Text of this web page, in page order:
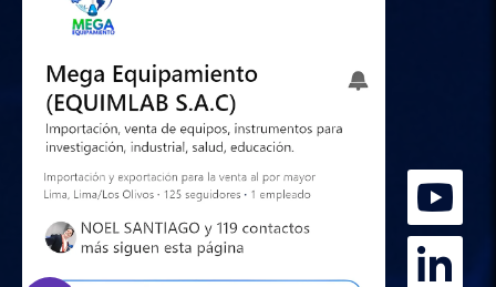
Hola
Somos Mega Equipamiento,